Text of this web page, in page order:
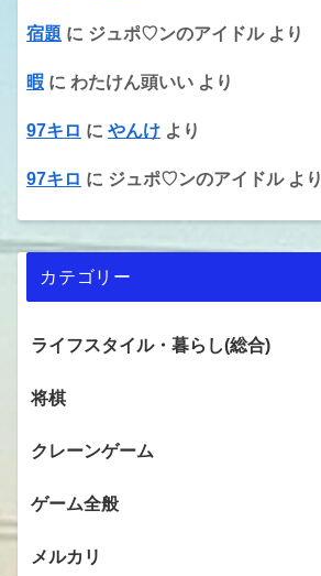
宿題 に ジュポ♡ンのアイドルより
暇 に わたけん頭いい より
97キロ に やんけ より
97キロ に ジュポ♡ンのアイドルより
カテゴリー
ライフスタイル・暮らし(総合)
将棋
クレーンゲーム
ゲーム全般
メルカリ